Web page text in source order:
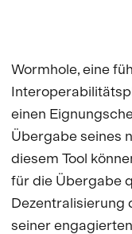
Wormhole, eine
einen
Übergabe seines
diesem Tool
für die Übergabe
Dezentralisierung
seiner